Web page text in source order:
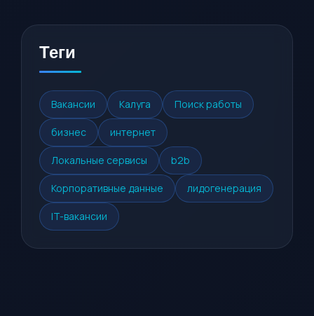
Теги
Вакансии Калуга Поиск работы
бизнес интернет
Локальные сервисы b2b
Корпоративные данные лидогенерация
IT-вакансии